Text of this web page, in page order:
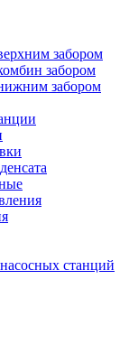
забором
забором
забором
станций